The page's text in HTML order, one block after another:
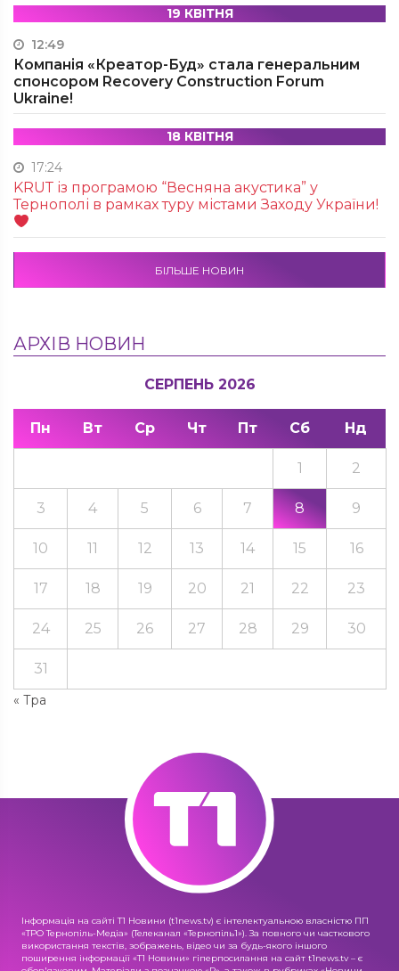
19 КВІТНЯ
12:49
Компанія «Креатор-Буд» стала генеральним
спонсором Recovery Construction Forum
Ukraine!
18 КВІТНЯ
17:24
KRUТ із програмою “Весняна акустика” у
Тернополі в рамках туру містами Заходу України!
БІЛЬШЕ НОВИН
АРХІВ НОВИН
СЕРПЕНЬ 2026
Пн Вт Ср Чт Пт Сб Нд
« Тра
1 2
3 4 5 6 7 8 9
10 11 12 13 14 15 16
17 18 19 20 21 22 23
24 25 26 27 28 29 30
31
Інформація на сайті Т1 Новини (t1news.tv) є інтелектуальною власністю ПП
«ТРО Тернопіль-Медіа» (Телеканал «Тернопіль1»). За повного чи часткового
використання текстів, зображень, відео чи за будь-якого іншого
поширення інформації «Т1 Новини» гіперпосилання на сайт t1news.tv – є